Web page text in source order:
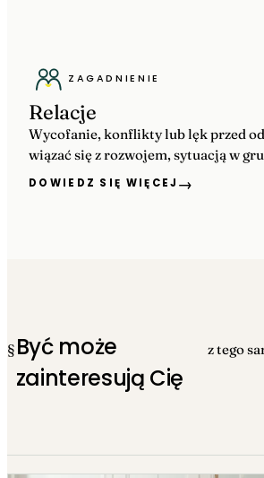
ZAGADNIENIE
Relacje
Wycofanie, konflikty lub lęk przed
wiązać się z rozwojem, sytuacją w
trudnościami. Pomagamy ustalić,
DOWIEDZ SIĘ WIĘCEJ →
§ Być może
zainteresują Cię
z tego